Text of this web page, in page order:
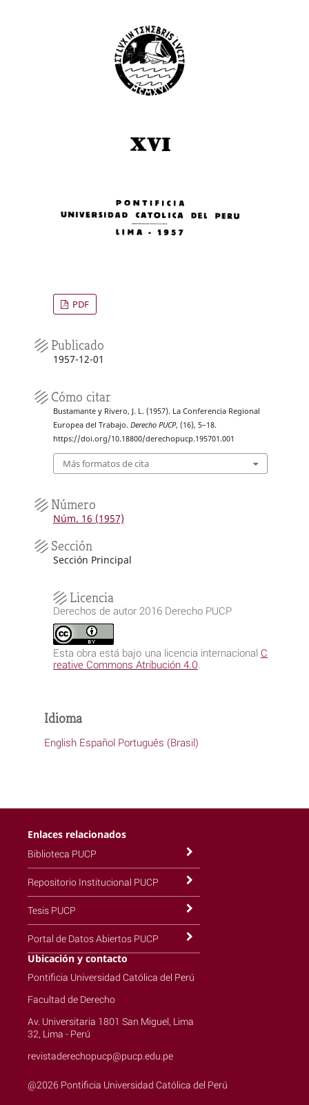
PDF
Publicado
1957-12-01
Cómo citar
Bustamante y Rivero, J. L. (1957). La Conferencia Regional
Europea del Trabajo. Derecho PUCP, (16), 5–18.
https://doi.org/10.18800/derechopucp.195701.001
Más formatos de cita
Número
Núm. 16 (1957)
Sección
Sección Principal
Licencia
Derechos de autor 2016 Derecho PUCP
Esta obra está bajo una licencia internacional C
reative Commons Atribución 4.0
Idioma
English Español Português (Brasil)
Enlaces relacionados
Biblioteca PUCP
Repositorio Institucional PUCP
Tesis PUCP
Portal de Datos Abiertos PUCP
Ubicación y contacto
Pontificia Universidad Católica del Perú
Facultad de Derecho
Av. Universitaria 1801 San Miguel, Lima
32, Lima - Perú
revistaderechopucp@pucp.edu.pe
@2026 Pontificia Universidad Católica del Perú